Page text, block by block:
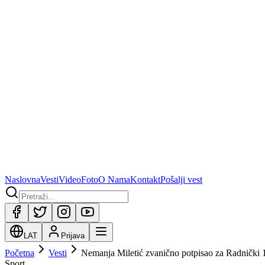
NaslovnaVestiVideoFotoO NamaKontaktPošalji vest
LAT Prijava
Početna Vesti
Nemanja Miletić zvanično potpisao za Radnički